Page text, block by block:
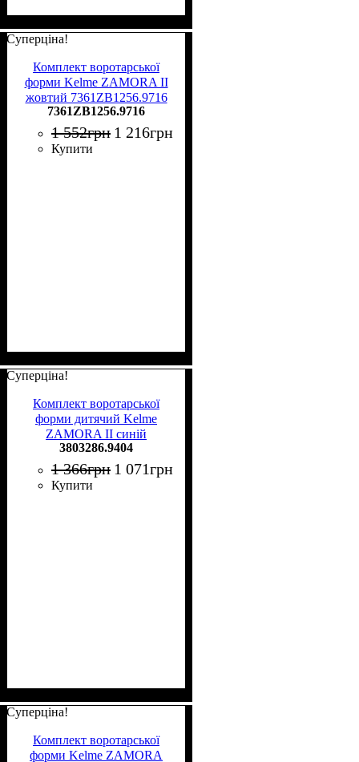
Суперціна!
Комплект воротарської
форми Kelme ZAMORA II
жовтий 7361ZB1256.9716
7361ZB1256.9716
1 552грн 1 216грн
Купити
Суперціна!
Комплект воротарської
форми дитячий Kelme
ZAMORA II синій
3803286.9404
3803286.9404
1 366грн 1 071грн
Купити
Суперціна!
Комплект воротарської
форми Kelme ZAMORA